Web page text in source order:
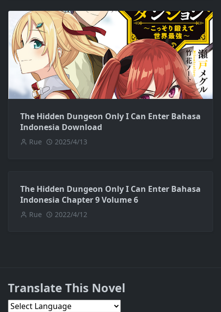
The Hidden Dungeon Only I Can Enter Bahasa
Indonesia Download
Rue 2025/4/13
The Hidden Dungeon Only I Can Enter Bahasa
Indonesia Chapter 9 Volume 6
Rue 2022/4/12
Translate This Novel